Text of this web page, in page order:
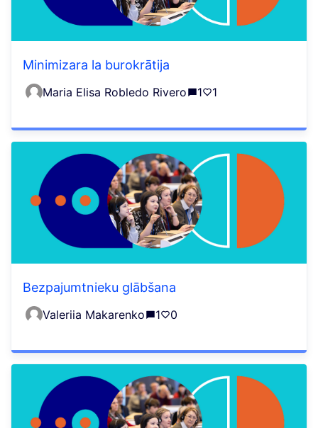
Minimizara la burokrātija
Maria Elisa Robledo Rivero 1 1
Bezpajumtnieku glābšana
Valeriia Makarenko 1 0